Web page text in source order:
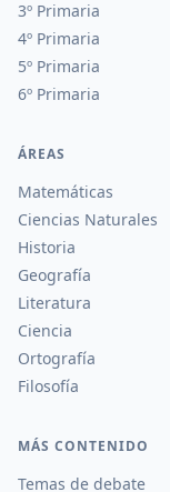
3º Primaria
4º Primaria
5º Primaria
6º Primaria
ÁREAS
Matemáticas
Ciencias Naturales
Historia
Geografía
Literatura
Ciencia
Ortografía
Filosofía
MÁS CONTENIDO
Temas de debate